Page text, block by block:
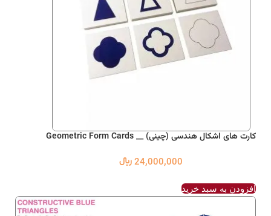
کارت های اشکال هندسی (چینی) __ Geometric Form Cards
24,000,000 ﷼
افزودن به سبد خرید